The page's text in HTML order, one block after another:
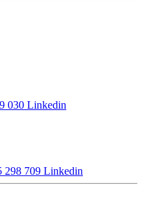
030 Linkedin
298 709 Linkedin